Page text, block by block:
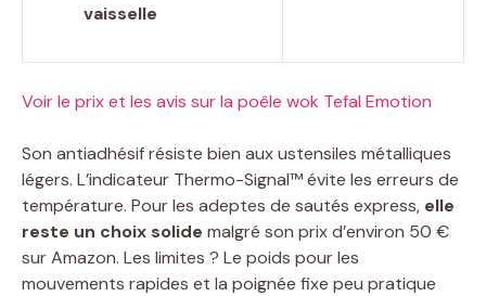
vaisselle
Voir le prix et les avis sur la poêle wok Tefal Emotion
Son antiadhésif résiste bien aux ustensiles métalliques
légers. L’indicateur Thermo-Signal™ évite les erreurs de
température. Pour les adeptes de sautés express, elle
reste un choix solide malgré son prix d’environ 50 €
sur Amazon. Les limites ? Le poids pour les
mouvements rapides et la poignée fixe peu pratique